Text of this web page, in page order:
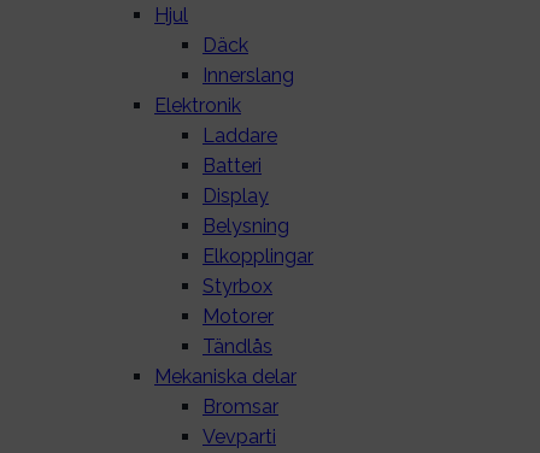
Hjul
Däck
Innerslang
Elektronik
Laddare
Batteri
Display
Belysning
Elkopplingar
Styrbox
Motorer
Tändlås
Mekaniska delar
Bromsar
Vevparti